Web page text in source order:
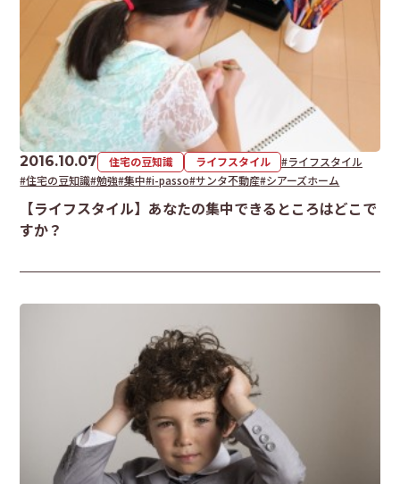
2016.10.07 住宅の豆知識 ライフスタイル
#ライフスタイル
#住宅の豆知識#勉強#集中#i-passo#サンタ不動産#シアーズホーム
【ライフスタイル】あなたの集中できるところはどこで
すか？